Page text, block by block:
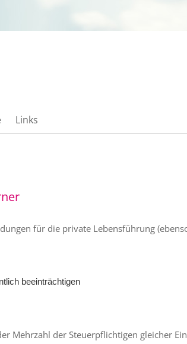
Links
für die private Lebensführung
beeinträchtigen
Mehrzahl der Steuerpflichtigen gleicher